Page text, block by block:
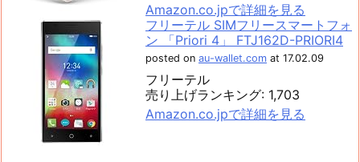
Amazon.co.jpで詳細を見る
フリーテル SIMフリースマートフォ
ン 「Priori 4」 FTJ162D-PRIORI4
posted on au-wallet.com at 17.02.09
フリーテル
売り上げランキング: 1,703
Amazon.co.jpで詳細を見る